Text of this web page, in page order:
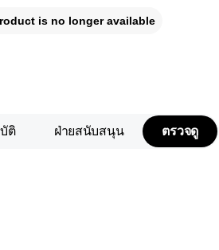
is no longer available
ติ ฝ่ายสนับสนุน ตรวจดู